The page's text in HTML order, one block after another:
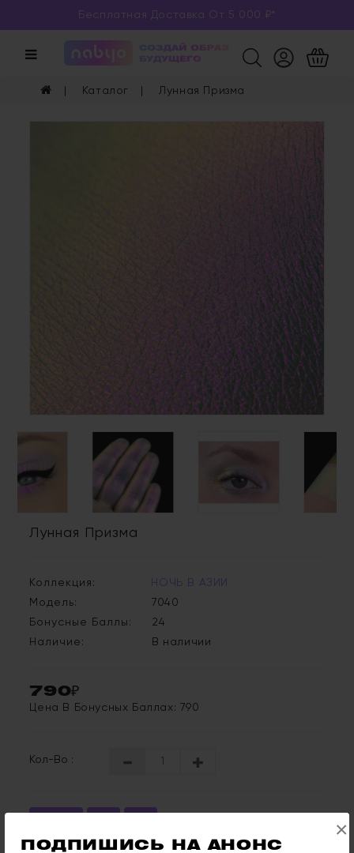
ПОДПИШИСЬ НА АНОНС
×
Бесплатная Доставка От 5 000 ₽*
Каталог Лунная Призма
Лунная Призма
Коллекция:
НОЧЬ В АЗИИ
Модель:
7040
Бонусные Баллы:
24
Наличие:
В наличии
790₽
Цена В Бонусных Баллах: 790
Кол-Во :